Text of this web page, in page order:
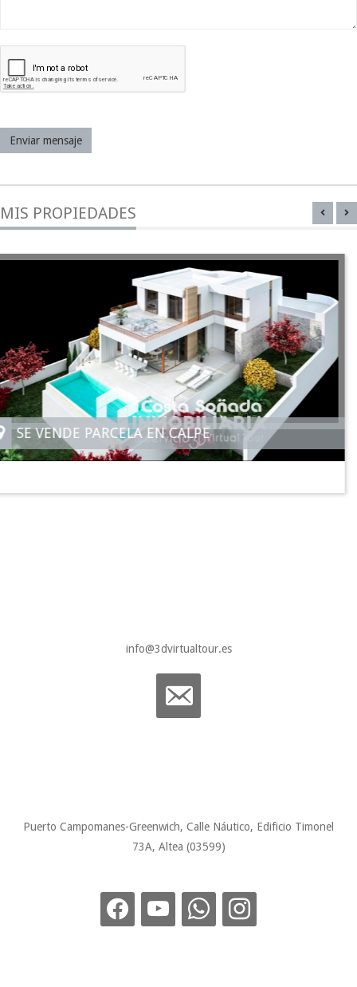
Enviar mensaje
MIS PROPIEDADES
SE VENDE PARCELA EN
info@3dvirtualtour.es
Puerto Campomanes-Greenwich, Calle Náutico, Edificio Timonel
73A, Altea (03599)